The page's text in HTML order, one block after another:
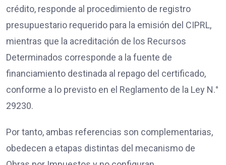
crédito, responde al procedimiento de registro
presupuestario requerido para la emisión del CIPRL,
mientras que la acreditación de los Recursos
Determinados corresponde a la fuente de
financiamiento destinada al repago del certificado,
conforme a lo previsto en el Reglamento de la Ley N.°
29230.
Por tanto, ambas referencias son complementarias,
obedecen a etapas distintas del mecanismo de